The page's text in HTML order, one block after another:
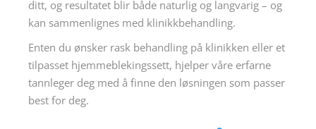
ditt, og resultatet blir både naturlig og langvarig – og
kan sammenlignes med klinikkbehandling.
Enten du ønsker rask behandling på klinikken eller et
tilpasset hjemmeblekingssett, hjelper våre erfarne
tannleger deg med å finne den løsningen som passer
best for deg.